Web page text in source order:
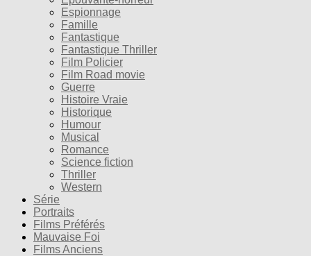
Espionnage
Famille
Fantastique
Fantastique Thriller
Film Policier
Film Road movie
Guerre
Histoire Vraie
Historique
Humour
Musical
Romance
Science fiction
Thriller
Western
Série
Portraits
Films Préférés
Mauvaise Foi
Films Anciens